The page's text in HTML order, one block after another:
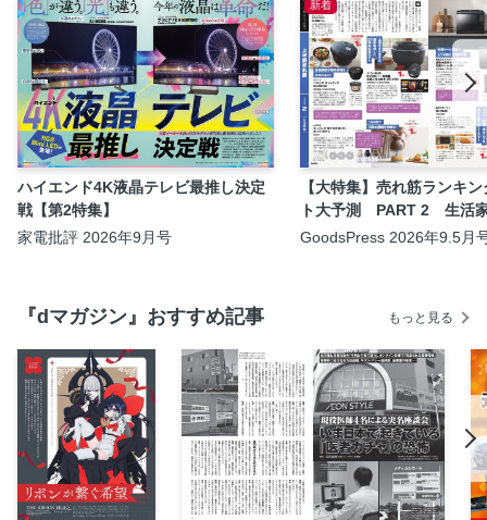
ハイエンド4K液晶テレビ最推し決定
戦【第2特集】
家電批評 2026年9月号
新着
【大特集】売れ筋ランキ
ト大予測 PART 2 生活
GoodsPress 2026年9.5月
『dマガジン』おすすめ記事 もっと見る